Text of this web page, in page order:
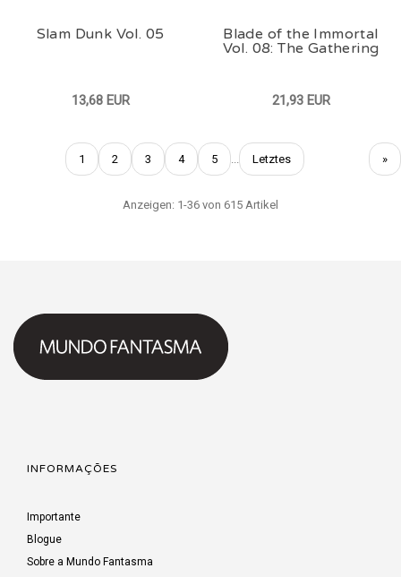
Slam Dunk Vol. 05
13,68 EUR
Blade of the Immortal
Vol. 08: The Gathering
21,93 EUR
1 2 3 4 5 ... »
Letztes
Anzeigen: 1-36 von 615 Artikel
INFORMAÇÕES
Importante
Blogue
Sobre a Mundo Fantasma